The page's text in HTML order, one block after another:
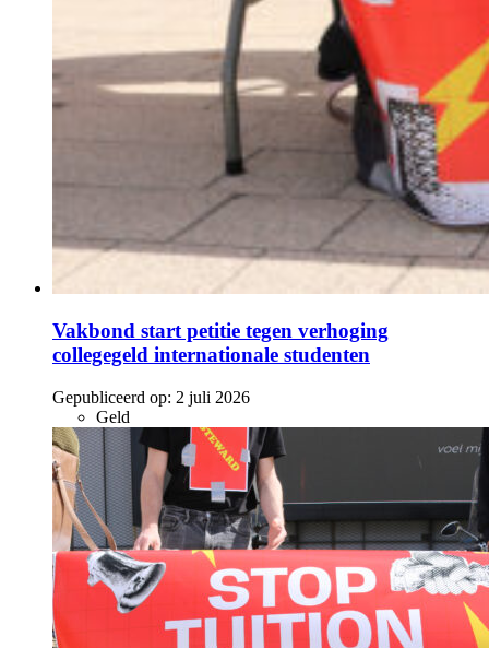
Vakbond start petitie tegen verhoging
collegegeld internationale studenten
Gepubliceerd op: 2 juli 2026
Geld